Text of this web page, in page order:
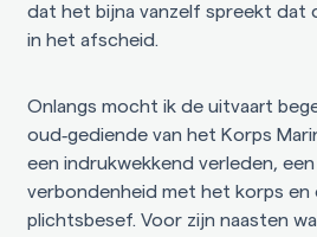
dat het bijna vanzelf spreekt dat
in het afscheid.
Onlangs mocht ik de uitvaart
oud‑gediende van het Korps
een indrukwekkend verleden,
verbondenheid met het korps en
plichtsbesef. Voor zijn naasten